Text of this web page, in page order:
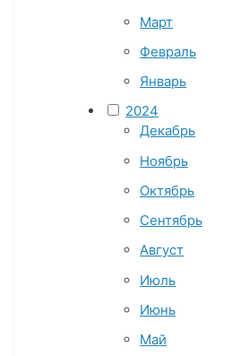
Март
Февраль
Январь
2024
Декабрь
Ноябрь
Октябрь
Сентябрь
Август
Июль
Июнь
Май